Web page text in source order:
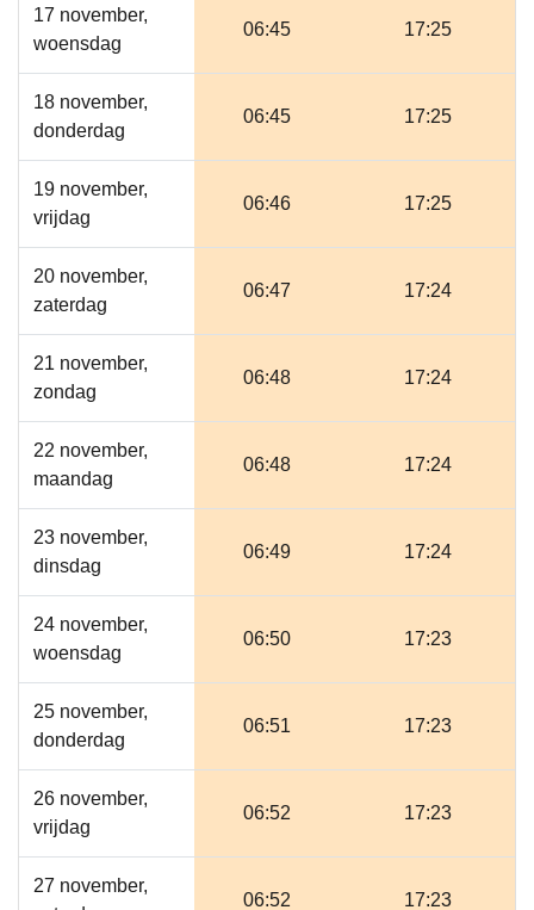
17 november,
woensdag
06:45 17:25
18 november,
donderdag
06:45 17:25
19 november,
vrijdag
06:46 17:25
20 november,
zaterdag
06:47 17:24
21 november,
zondag
06:48 17:24
22 november,
maandag
06:48 17:24
23 november,
dinsdag
06:49 17:24
24 november,
woensdag
06:50 17:23
25 november,
donderdag
06:51 17:23
26 november,
vrijdag
06:52 17:23
27 november,
06:52 17:23